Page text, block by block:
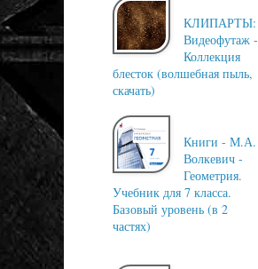
КЛИПАРТЫ:
Видеофутаж -
Коллекция
блесток (волшебная пыль,
скачать)
Книги - М.А.
Волкевич -
Геометрия.
Учебник для 7 класса.
Базовый уровень (в 2
частях)